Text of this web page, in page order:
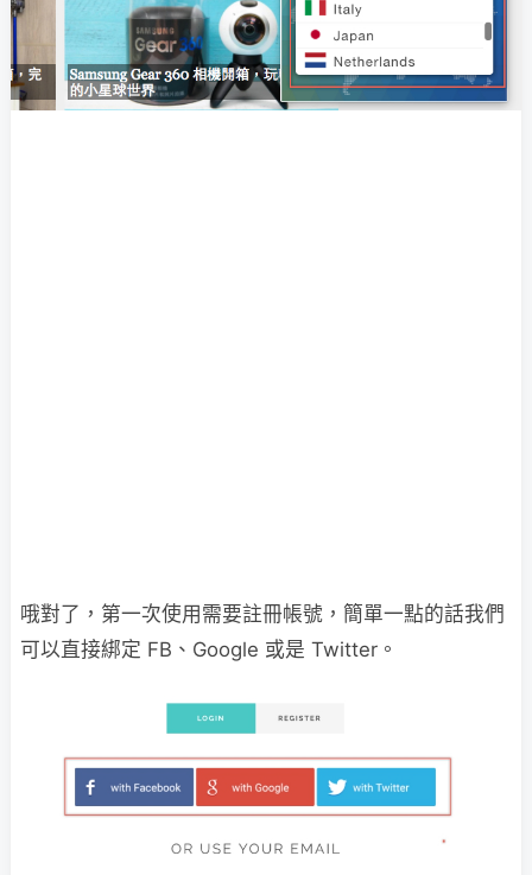
哦對了，第一次使用需要註冊帳號，簡單一點的話我們
可以直接綁定 FB、Google 或是 Twitter。